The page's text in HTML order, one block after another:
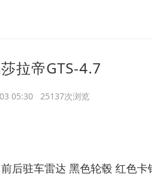
拉帝GTS-4.7
05:30 25137次浏览
后驻车雷达 黑色轮毂 红色